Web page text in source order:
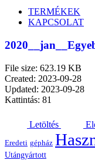
TERMÉKEK
KAPCSOLAT
File size: 623.19 KB
Created: 2023-09-28
Updated: 2023-09-28
Kattintás: 81
Letöltés
Eredeti gépház
Utángyártott